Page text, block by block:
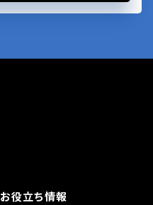
お役立ち情報